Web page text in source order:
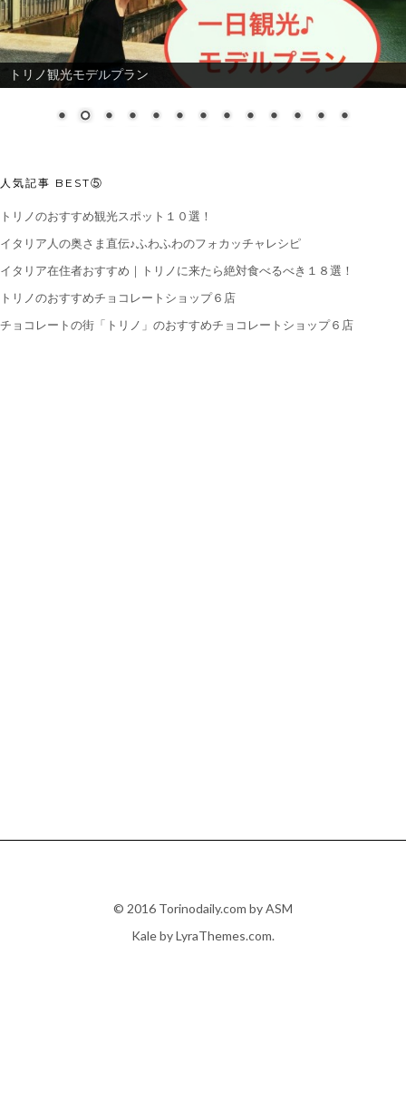
トリノ観光モデルプラン
人気記事 BEST⑤
トリノのおすすめ観光スポット１０選！
イタリア人の奥さま直伝♪ふわふわのフォカッチャレシピ
イタリア在住者おすすめ｜トリノに来たら絶対食べるべき１８選！
トリノのおすすめチョコレートショップ６店
チョコレートの街「トリノ」のおすすめチョコレートショップ６店
© 2016 Torinodaily.com by ASM
Kaleby LyraThemes.com.